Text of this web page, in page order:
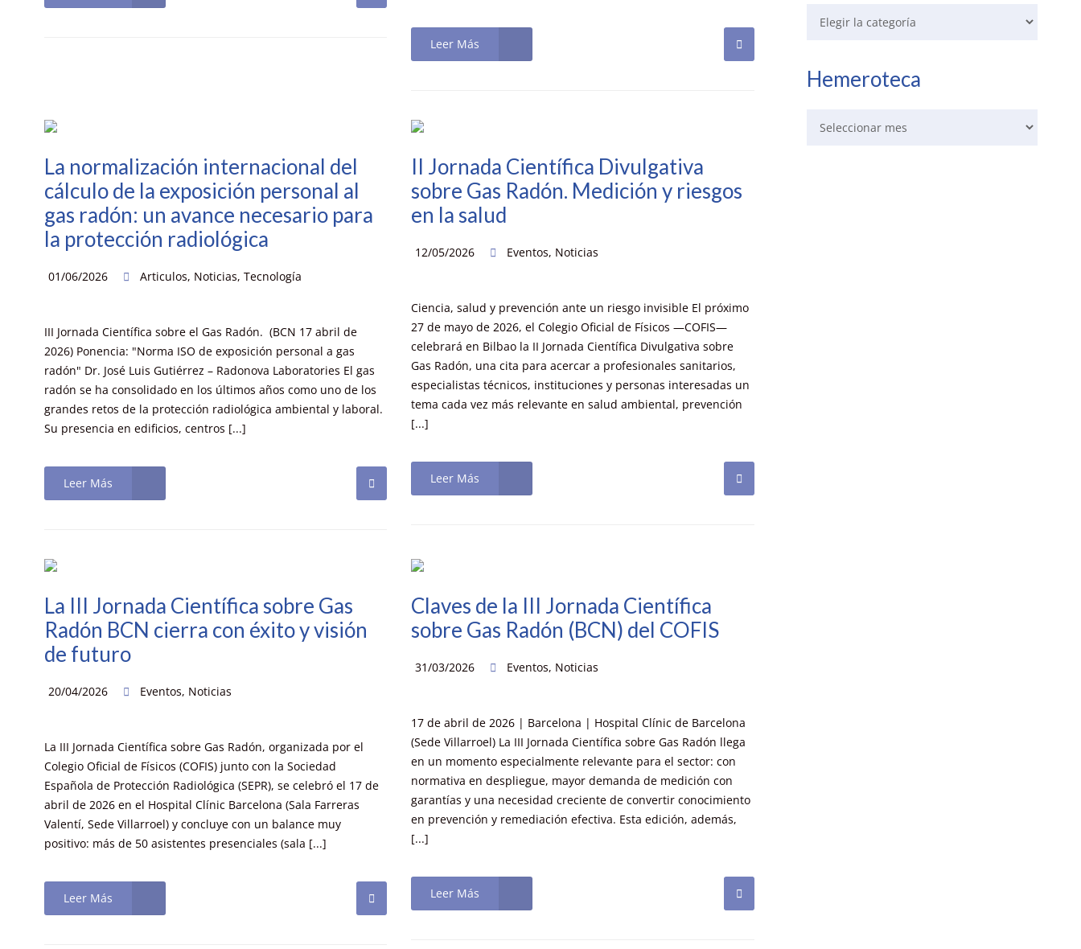
Leer Más
La normalización internacional del
cálculo de la exposición personal al
gas radón: un avance necesario para
la protección radiológica
01/06/2026 Articulos, Noticias, Tecnología
III Jornada Científica sobre el Gas Radón. (BCN 17 abril de
2026) Ponencia: "Norma ISO de exposición personal a gas
radón" Dr. José Luis Gutiérrez – Radonova Laboratories El gas
radón se ha consolidado en los últimos años como uno de los
grandes retos de la protección radiológica ambiental y laboral.
Su presencia en edificios, centros [...]
Leer Más
II Jornada Científica Divulgativa
sobre Gas Radón. Medición y riesgos
en la salud
12/05/2026 Eventos, Noticias
Ciencia, salud y prevención ante un riesgo invisible El próximo
27 de mayo de 2026, el Colegio Oficial de Físicos —COFIS—
celebrará en Bilbao la II Jornada Científica Divulgativa sobre
Gas Radón, una cita para acercar a profesionales sanitarios,
especialistas técnicos, instituciones y personas interesadas un
tema cada vez más relevante en salud ambiental, prevención
[...]
Leer Más
La III Jornada Científica sobre Gas
Radón BCN cierra con éxito y visión
de futuro
20/04/2026 Eventos, Noticias
La III Jornada Científica sobre Gas Radón, organizada por el
Colegio Oficial de Físicos (COFIS) junto con la Sociedad
Española de Protección Radiológica (SEPR), se celebró el 17 de
abril de 2026 en el Hospital Clínic Barcelona (Sala Farreras
Valentí, Sede Villarroel) y concluye con un balance muy
positivo: más de 50 asistentes presenciales (sala [...]
Leer Más
Claves de la III Jornada Científica
sobre Gas Radón (BCN) del COFIS
31/03/2026 Eventos, Noticias
17 de abril de 2026 | Barcelona | Hospital Clínic de Barcelona
(Sede Villarroel) La III Jornada Científica sobre Gas Radón llega
en un momento especialmente relevante para el sector: con
normativa en despliegue, mayor demanda de medición con
garantías y una necesidad creciente de convertir conocimiento
en prevención y remediación efectiva. Esta edición, además,
[...]
Leer Más
Hemeroteca